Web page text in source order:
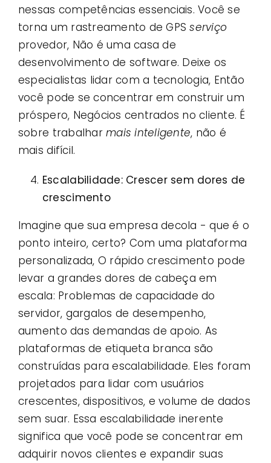
nessas competências essenciais. Você se
torna um rastreamento de GPSserviço
provedor, Não é uma casa de
desenvolvimento de software. Deixe os
especialistas lidar com a tecnologia, Então
você pode se concentrar em construir um
próspero, Negócios centrados no cliente. É
sobre trabalharmais inteligente, não é
mais difícil.
Escalabilidade: Crescer sem dores de
crescimento
Imagine que sua empresa decola - que é o
ponto inteiro, certo? Com uma plataforma
personalizada, O rápido crescimento pode
levar a grandes dores de cabeça em
escala: Problemas de capacidade do
servidor, gargalos de desempenho,
aumento das demandas de apoio. As
plataformas de etiqueta branca são
construídas para escalabilidade. Eles foram
projetados para lidar com usuários
crescentes, dispositivos, e volume de dados
sem suar. Essa escalabilidade inerente
significa que você pode se concentrar em
adquirir novos clientes e expandir suas